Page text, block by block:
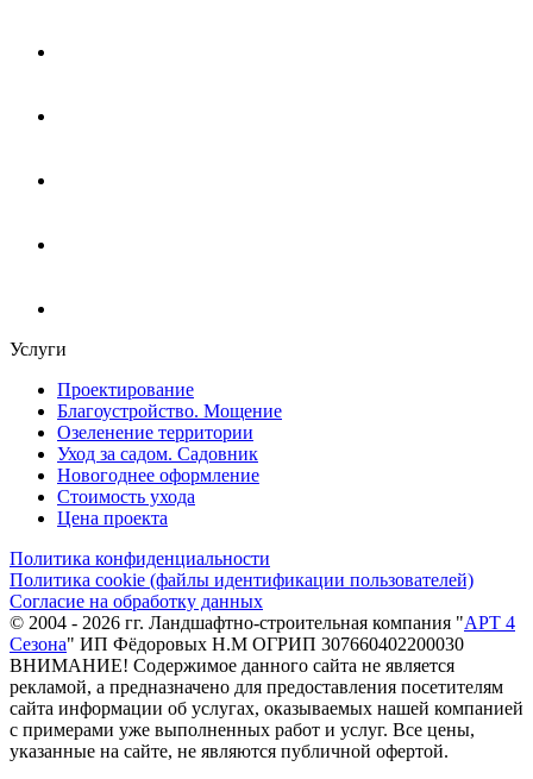
Услуги
Проектирование
Благоустройство. Мощение
Озеленение территории
Уход за садом. Садовник
Новогоднее оформление
Стоимость ухода
Цена проекта
Политика конфиденциальности
Политика cookie (файлы идентификации пользователей)
Согласие на обработку данных
© 2004 - 2026 гг. Ландшафтно-строительная компания "АРТ 4
Сезона" ИП Фёдоровых Н.М ОГРИП 307660402200030
ВНИМАНИЕ! Содержимое данного сайта не является
рекламой, а предназначено для предоставления посетителям
сайта информации об услугах, оказываемых нашей компанией
с примерами уже выполненных работ и услуг. Все цены,
указанные на сайте, не являются публичной офертой.